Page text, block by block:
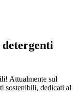
Attualmente sul
sostenibili, dedicati al